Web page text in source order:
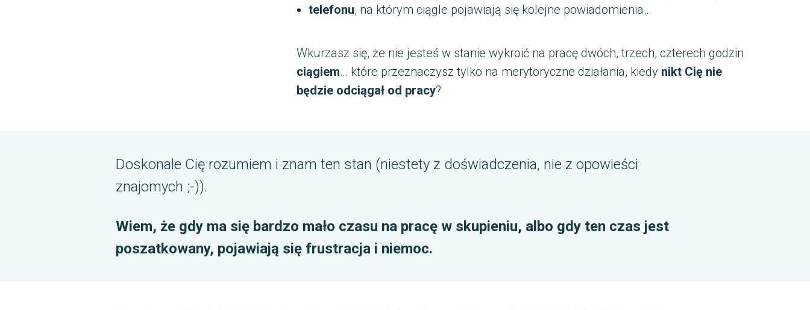
telefonu, na którym ciągle pojawiają się kolejne powiadomienia…
Wkurzasz się, że nie jesteś w stanie wykroić na pracę dwóch, trzech, czterech godzin
ciągiem… które przeznaczysz tylko na merytoryczne działania, kiedy nikt Cię nie
będzie odciągał od pracy?
Doskonale Cię rozumiem i znam ten stan (niestety z doświadczenia, nie z opowieści
znajomych ;-)).
Wiem, że gdy ma się bardzo mało czasu na pracę w skupieniu, albo gdy ten czas jest
poszatkowany, pojawiają się frustracja i niemoc.